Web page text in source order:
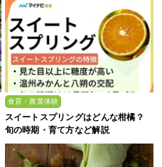
食育・農業体験
スイートスプリングはどんな柑橘？
旬の時期・育て方など解説